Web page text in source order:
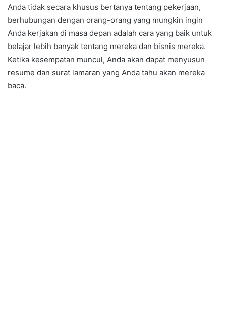
Anda tidak secara khusus bertanya tentang pekerjaan,
berhubungan dengan orang-orang yang mungkin ingin
Anda kerjakan di masa depan adalah cara yang baik untuk
belajar lebih banyak tentang mereka dan bisnis mereka.
Ketika kesempatan muncul, Anda akan dapat menyusun
resume dan surat lamaran yang Anda tahu akan mereka
baca.